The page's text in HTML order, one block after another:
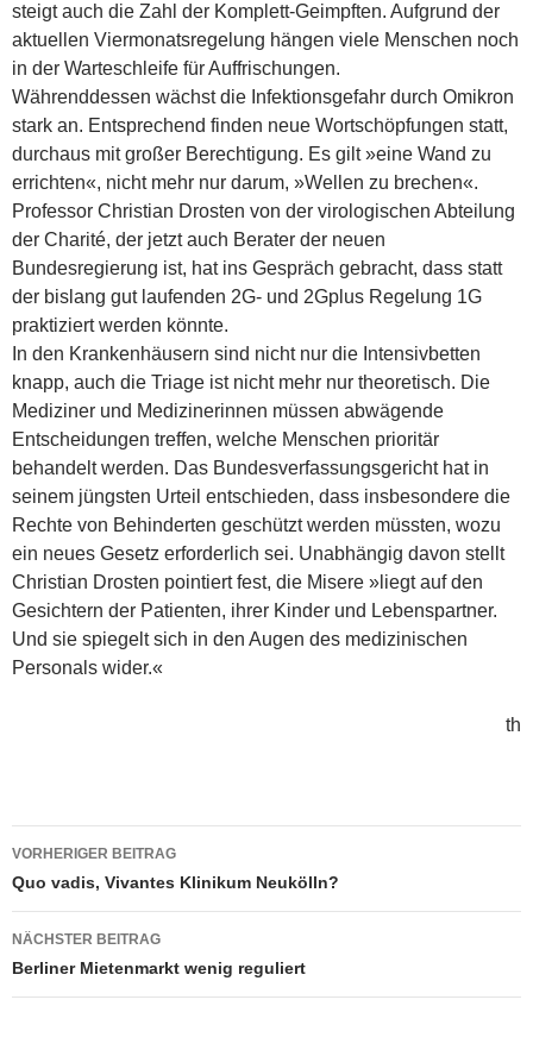
steigt auch die Zahl der Komplett-Geimpften. Aufgrund der
aktuellen Viermonatsregelung hängen viele Menschen noch
in der Warteschleife für Auffrischungen.
Währenddessen wächst die Infektionsgefahr durch Omikron
stark an. Entsprechend finden neue Wortschöpfungen statt,
durchaus mit großer Berechtigung. Es gilt »eine Wand zu
errichten«, nicht mehr nur darum, »Wellen zu brechen«.
Professor Christian Drosten von der virologischen Abteilung
der Charité, der jetzt auch Berater der neuen
Bundesregierung ist, hat ins Gespräch gebracht, dass statt
der bislang gut laufenden 2G- und 2Gplus Regelung 1G
praktiziert werden könnte.
In den Krankenhäusern sind nicht nur die Intensivbetten
knapp, auch die Triage ist nicht mehr nur theoretisch. Die
Mediziner und Medizinerinnen müssen abwägende
Entscheidungen treffen, welche Menschen prioritär
behandelt werden. Das Bundesverfassungsgericht hat in
seinem jüngsten Urteil entschieden, dass insbesondere die
Rechte von Behinderten geschützt werden müssten, wozu
ein neues Gesetz erforderlich sei. Unabhängig davon stellt
Christian Drosten pointiert fest, die Misere »liegt auf den
Gesichtern der Patienten, ihrer Kinder und Lebenspartner.
Und sie spiegelt sich in den Augen des medizinischen
Personals wider.«
th
Beitragsnavigation
VORHERIGER BEITRAG
Quo vadis, Vivantes Klinikum Neukölln?
NÄCHSTER BEITRAG
Berliner Mietenmarkt wenig reguliert